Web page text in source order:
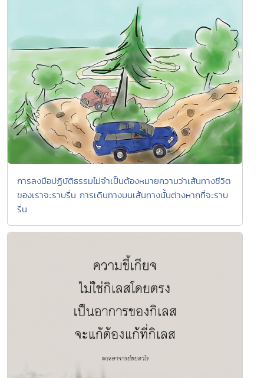
การลงมือปฏิบัติธรรมไม่จำเป็นต้องหมายความว่าเส้นทางชีวิต
ของเราจะราบรื่น การเดินทางบนเส้นทางนั้นต่างหากที่จะราบ
รื่น